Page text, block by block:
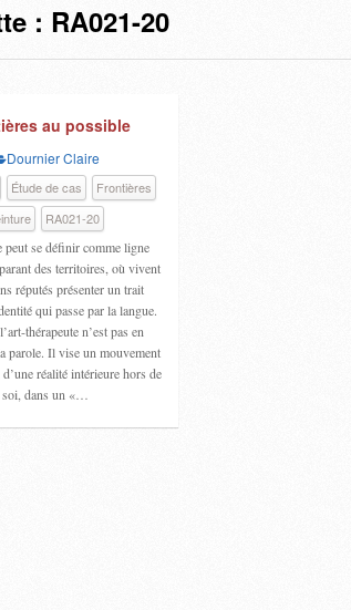
: RA021-20
au possible
Dournier Claire
Étude de cas
Frontières
RA021-20
peut se définir comme ligne
des territoires, où vivent
réputés présenter un trait
qui passe par la langue.
thérapeute n’est pas en
parole. Il vise un mouvement
réalité intérieure hors de
soi, dans un «…